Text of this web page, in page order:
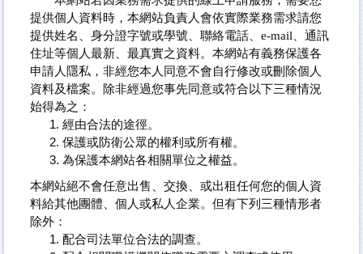
提供個人資料時，本網站負責人會依實際業務需求請您
提供姓名、身分證字號或學號、聯絡電話、e-mail、通訊
住址等個人最新、最真實之資料。本網站有義務保護各
申請人隱私，非經您本人同意不會自行修改或刪除個人
資料及檔案。除非經過您事先同意或符合以下三種情況
始得為之：
經由合法的途徑。
保護或防衛公眾的權利或所有權。
為保護本網站各相關單位之權益。
本網站絕不會任意出售、交換、或出租任何您的個人資
料給其他團體、個人或私人企業。但有下列三種情形者
除外：
配合司法單位合法的調查。